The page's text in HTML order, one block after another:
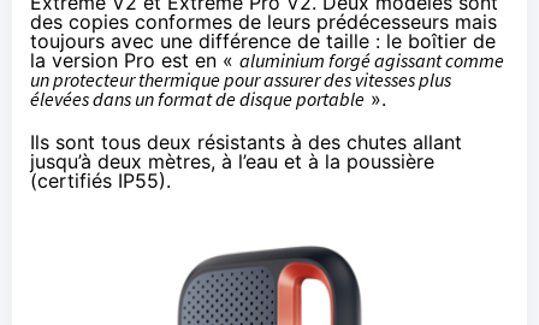
des copies conformes de leurs prédécesseurs mais
toujours avec une différence de taille : le boîtier de
la version Pro est en « aluminium forgé agissant comme
un protecteur thermique pour assurer des vitesses plus
élevées dans un format de disque portable ».
Ils sont tous deux résistants à des chutes allant
jusqu’à deux mètres, à l’eau et à la poussière
(certifiés IP55).